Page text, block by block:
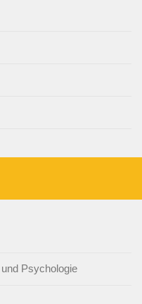
Psychologie